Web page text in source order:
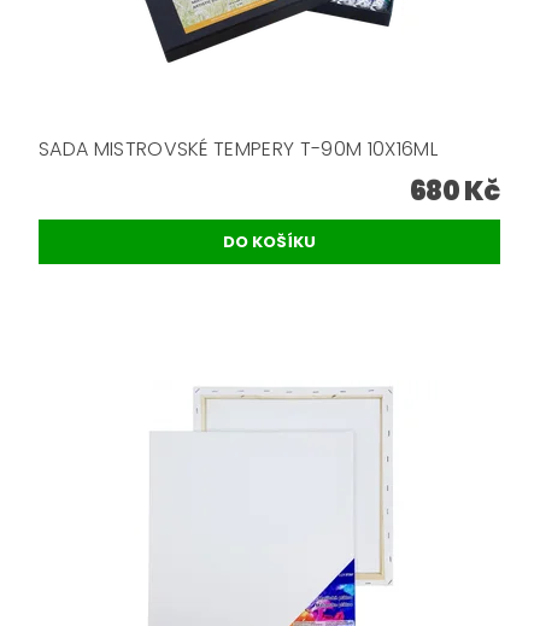
SADA MISTROVSKÉ TEMPERY T-90M 10X16ML
680 Kč